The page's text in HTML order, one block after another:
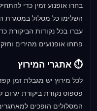
בחרו אופנוע זמין כדי
השלימו כל מסלול במסגרת
עברו בכל נקודות הביקורת
פתחו אופנועים מהירים
⏱️ אתגרי המירוץ
לכל מירוץ יש מגבלת זמן
פספוס נקודת ביקורת
המסלולים הופכים